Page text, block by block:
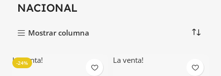
NACIONAL
Mostrar columna
-24%
La venta! La venta!